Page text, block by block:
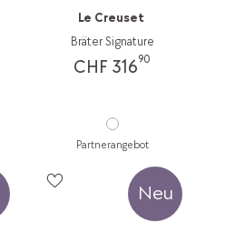
Le Creuset
Bräter Signature
CHF 31690
Partnerangebot
Neu